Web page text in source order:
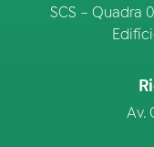
SCS – Quadra
Av.